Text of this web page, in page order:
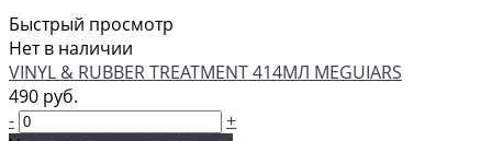
Быстрый просмотр
Нет в наличии
VINYL & RUBBER TREATMENT 414МЛ MEGUIARS
490 руб.
-
+